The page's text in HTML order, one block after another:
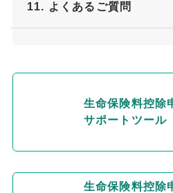
11. よくあるご質問
生命保険料控除
サポートツール
生命保険料控除